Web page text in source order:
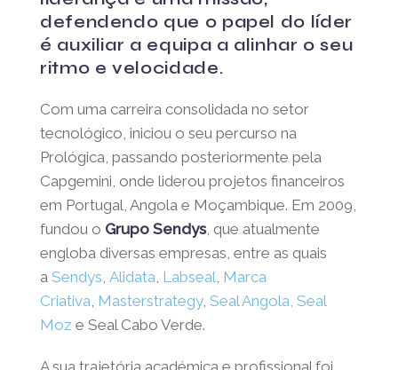
Fernando Amaral acredita que
a liderança é uma missão,
defendendo que o papel do
líder é auxiliar a equipa a
alinhar o seu ritmo e
velocidade.
Com uma carreira consolidada no setor
tecnológico, iniciou o seu percurso na
Prológica, passando posteriormente pela
Capgemini, onde liderou projetos financeiros
em Portugal, Angola e Moçambique. Em
2009, fundou o
Grupo Sendys
atualmente engloba diversas empresas,
a Sendys,Alidata,Labseal, Marca